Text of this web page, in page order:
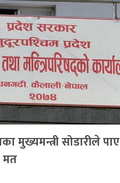
मुख्यमन्त्री सोडारीले पाए
मत